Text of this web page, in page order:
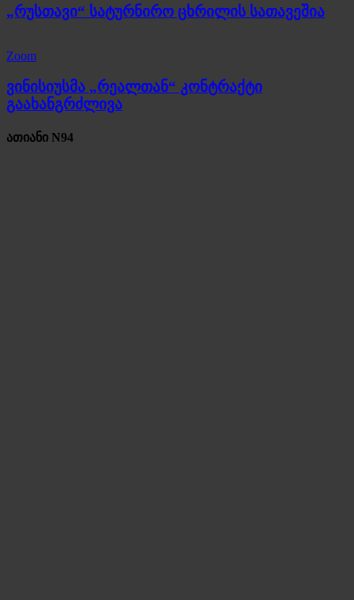
„რუსთავი“ სატურნირო ცხრილის სათავეშია
Zoom
ვინისიუსმა „რეალთან“ კონტრაქტი
გაახანგრძლივა
ათიანი N94